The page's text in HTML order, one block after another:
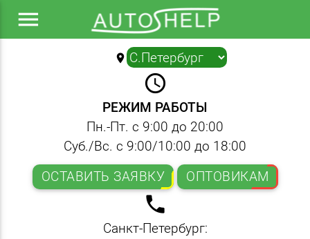
menu
location_on ▼
query_builder
РЕЖИМ РАБОТЫ
Пн.-Пт. с 9:00 до 20:00
Суб./Вс. с 9:00/10:00 до 18:00
ОСТАВИТЬ ЗАЯВКУ
ОПТОВИКАМ
local_phone
Санкт-Петербург: